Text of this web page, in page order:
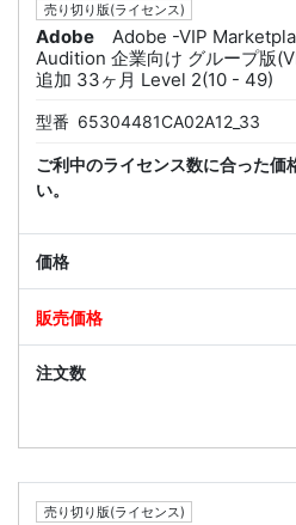
売り切り版(ライセンス)
Adobe
Adobe -VIP
Audition 企業向け グループ版
追加 33ヶ月 Level 2(10 - 49)
型番 65304481CA02A12_33
ご利中のライセンス数に合った価
い。
売り切り版(ライセンス)